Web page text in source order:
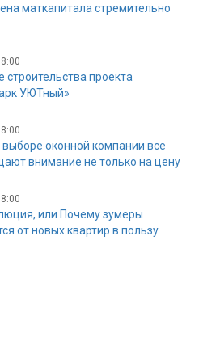
маткапитала стремительно
строительства проекта
УЮТный»
оконной компании все
внимание не только на цену
или Почему зумеры
от новых квартир в пользу